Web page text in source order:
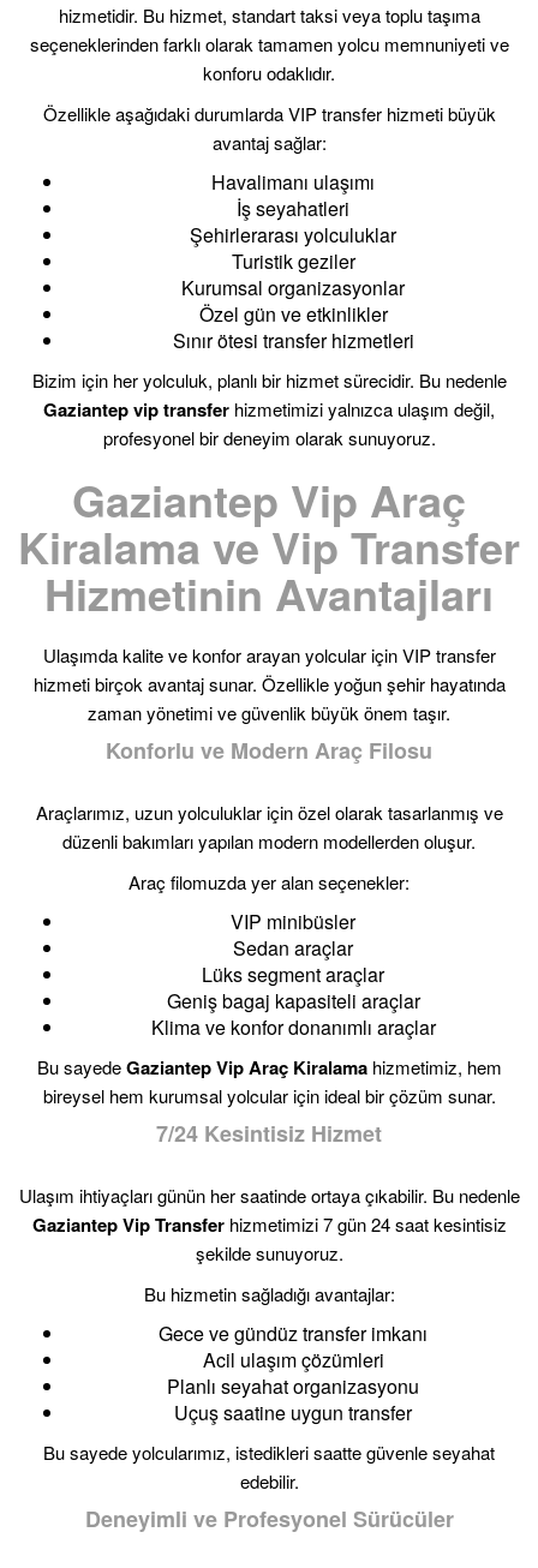
hizmetidir. Bu hizmet, standart taksi veya toplu taşıma
seçeneklerinden farklı olarak tamamen yolcu memnuniyeti ve
konforu odaklıdır.
Özellikle aşağıdaki durumlarda VIP transfer hizmeti büyük
avantaj sağlar:
Havalimanı ulaşımı
İş seyahatleri
Şehirlerarası yolculuklar
Turistik geziler
Kurumsal organizasyonlar
Özel gün ve etkinlikler
Sınır ötesi transfer hizmetleri
Bizim için her yolculuk, planlı bir hizmet sürecidir. Bu nedenle
Gaziantep vip transfer hizmetimizi yalnızca ulaşım değil,
profesyonel bir deneyim olarak sunuyoruz.
Gaziantep Vip Araç
Kiralama ve Vip Transfer
Hizmetinin Avantajları
Ulaşımda kalite ve konfor arayan yolcular için VIP transfer
hizmeti birçok avantaj sunar. Özellikle yoğun şehir hayatında
zaman yönetimi ve güvenlik büyük önem taşır.
Konforlu ve Modern Araç Filosu
Araçlarımız, uzun yolculuklar için özel olarak tasarlanmış ve
düzenli bakımları yapılan modern modellerden oluşur.
Araç filomuzda yer alan seçenekler:
VIP minibüsler
Sedan araçlar
Lüks segment araçlar
Geniş bagaj kapasiteli araçlar
Klima ve konfor donanımlı araçlar
Bu sayedeGaziantep Vip Araç Kiralamahizmetimiz, hem
bireysel hem kurumsal yolcular için ideal bir çözüm sunar.
7/24 Kesintisiz Hizmet
Ulaşım ihtiyaçları günün her saatinde ortaya çıkabilir. Bu nedenle
Gaziantep Vip Transferhizmetimizi 7 gün 24 saat kesintisiz
şekilde sunuyoruz.
Bu hizmetin sağladığı avantajlar:
Gece ve gündüz transfer imkanı
Acil ulaşım çözümleri
Planlı seyahat organizasyonu
Uçuş saatine uygun transfer
Bu sayede yolcularımız, istedikleri saatte güvenle seyahat
edebilir.
Deneyimli ve Profesyonel Sürücüler